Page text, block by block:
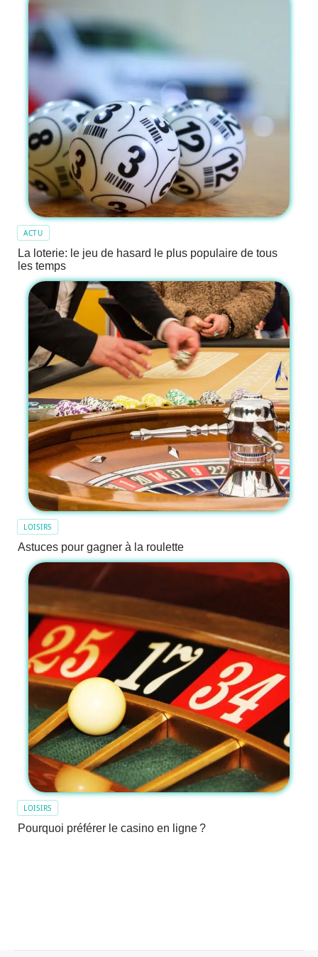
ACTU
La loterie: le jeu de hasard le plus populaire de tous
les temps
LOISIRS
Astuces pour gagner à la roulette
LOISIRS
Pourquoi préférer le casino en ligne ?